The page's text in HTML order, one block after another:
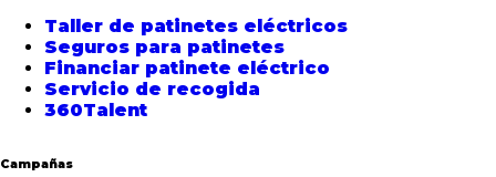
Taller de patinetes eléctricos
Seguros para patinetes
Financiar patinete eléctrico
Servicio de recogida
360Talent
Campañas